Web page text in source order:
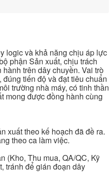
logic và khả năng chịu áp lực
phận Sản xuất, chịu trách
trên dây chuyền. Vai trò
tiến độ và đạt tiêu chuẩn
trường nhà máy, có tinh thần
mong được đồng hành cùng
xuất theo kế hoạch đã đề ra.
theo ca làm việc.
(Kho, Thu mua, QA/QC, Kỹ
tránh để gián đoạn dây